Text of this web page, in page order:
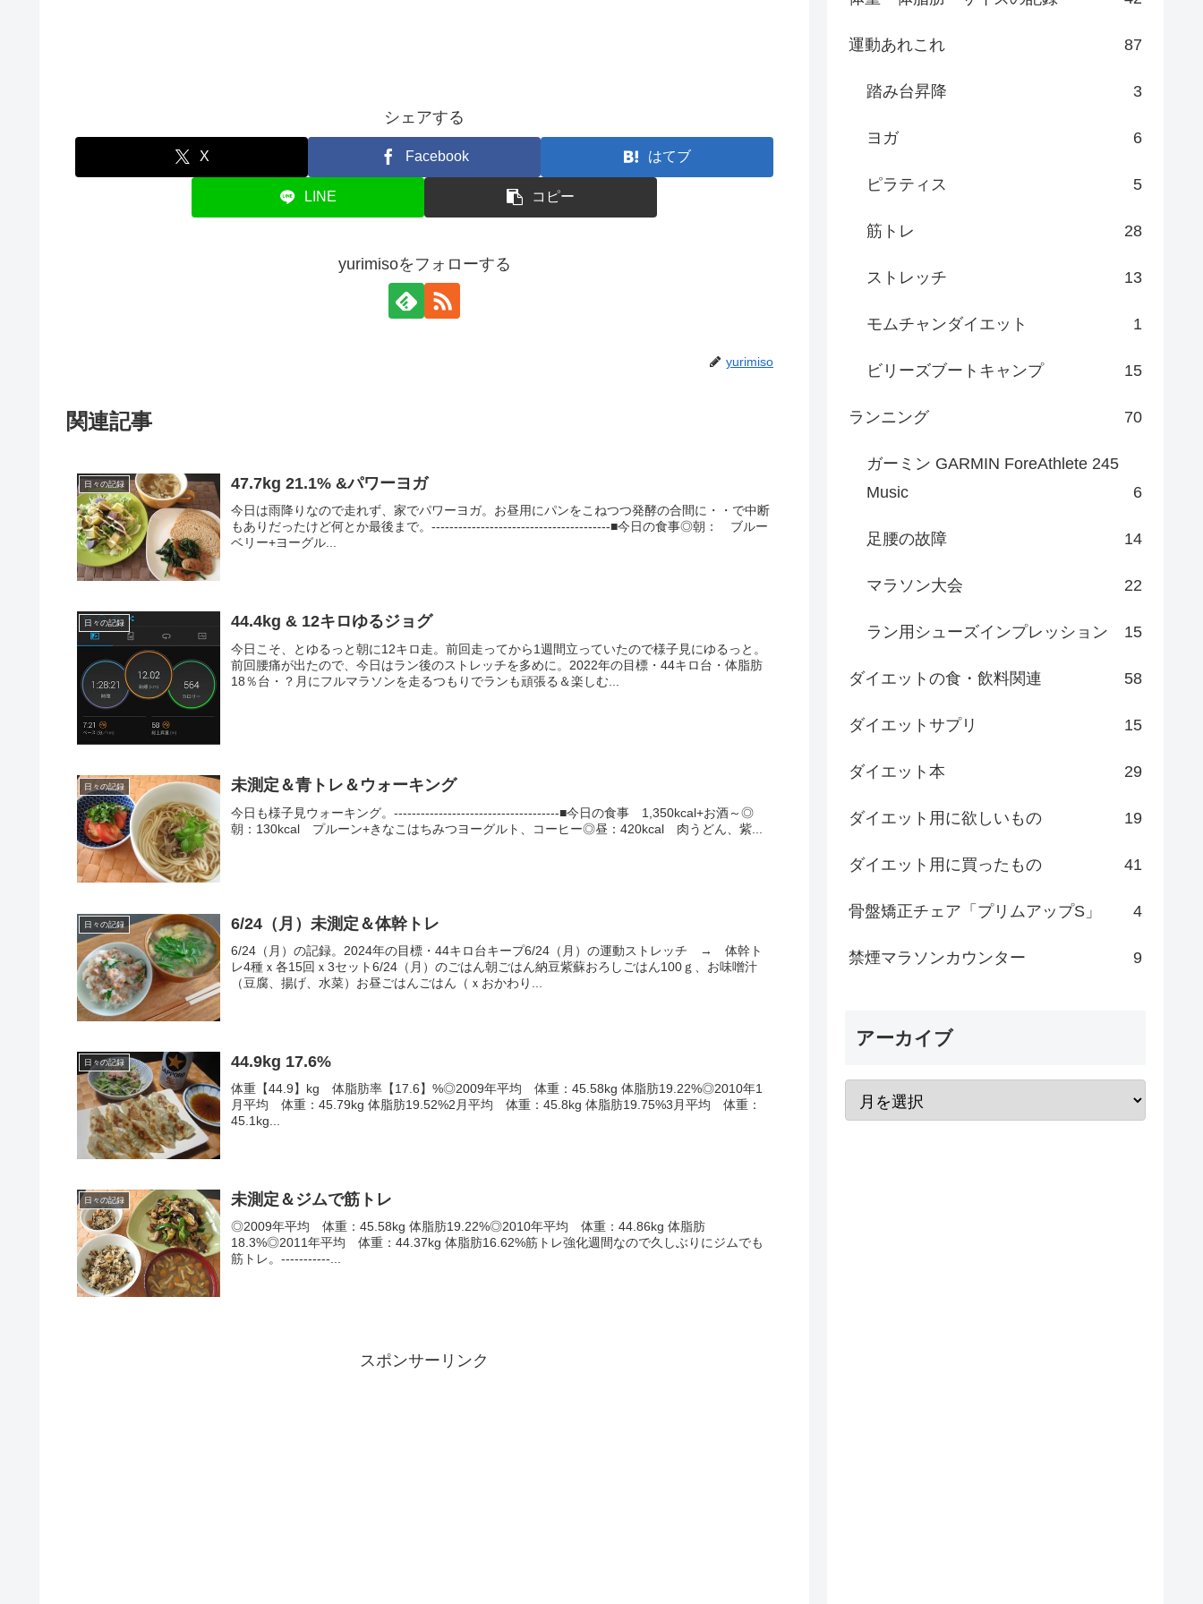
シェアする
X Facebook はてブ
LINE コピー
yurimisoをフォローする
yurimiso
関連記事
日々の記録 47.7kg 21.1% &パワーヨガ
今日は雨降りなので走れず、家でパワーヨガ。お昼用にパンをこねつつ発酵の合間に・・で中断
もありだったけど何とか最後まで。----------------------------------------■今日の食事◎朝： ブルー
ベリー+ヨーグル...
日々の記録 44.4kg & 12キロゆるジョグ
今日こそ、とゆるっと朝に12キロ走。前回走ってから1週間立っていたので様子見にゆるっと。
前回腰痛が出たので、今日はラン後のストレッチを多めに。2022年の目標・44キロ台・体脂肪
18％台・？月にフルマラソンを走るつもりでランも頑張る＆楽しむ...
日々の記録 未測定＆青トレ＆ウォーキング
今日も様子見ウォーキング。-------------------------------------■今日の食事 1,350kcal+お酒～◎
朝：130kcal プルーン+きなこはちみつヨーグルト、コーヒー◎昼：420kcal 肉うどん、紫...
日々の記録 6/24（月）未測定＆体幹トレ
6/24（月）の記録。2024年の目標・44キロ台キープ6/24（月）の運動ストレッチ → 体幹ト
レ4種ｘ各15回ｘ3セット6/24（月）のごはん朝ごはん納豆紫蘇おろしごはん100ｇ、お味噌汁
（豆腐、揚げ、水菜）お昼ごはんごはん（ｘおかわり...
日々の記録 44.9kg 17.6%
体重【44.9】kg 体脂肪率【17.6】%◎2009年平均 体重：45.58kg 体脂肪19.22%◎2010年1
月平均 体重：45.79kg 体脂肪19.52%2月平均 体重：45.8kg 体脂肪19.75%3月平均 体重：
45.1kg...
日々の記録 未測定＆ジムで筋トレ
◎2009年平均 体重：45.58kg 体脂肪19.22%◎2010年平均 体重：44.86kg 体脂肪
18.3%◎2011年平均 体重：44.37kg 体脂肪16.62%筋トレ強化週間なので久しぶりにジムでも
筋トレ。-----------...
スポンサーリンク
運動あれこれ 87
踏み台昇降 3
ヨガ 6
ピラティス 5
筋トレ 28
ストレッチ 13
モムチャンダイエット 1
ビリーズブートキャンプ 15
ランニング 70
ガーミン GARMIN ForeAthlete 245
Music
6
足腰の故障 14
マラソン大会 22
ラン用シューズインプレッション 15
ダイエットの食・飲料関連 58
ダイエットサプリ 15
ダイエット本 29
ダイエット用に欲しいもの 19
ダイエット用に買ったもの 41
骨盤矯正チェア「プリムアップS」 4
禁煙マラソンカウンター 9
アーカイブ